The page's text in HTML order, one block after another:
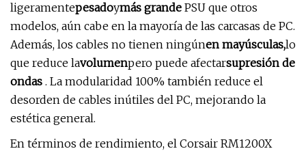
ligeramentepesadoymás grande PSU que otros
modelos, aún cabe en la mayoría de las carcasas de PC.
Además, los cables no tienen ningúnen mayúsculas,lo
que reduce lavolumenpero puede afectarsupresión de
ondas . La modularidad 100% también reduce el
desorden de cables inútiles del PC, mejorando la
estética general.
En términos de rendimiento, el Corsair RM1200X